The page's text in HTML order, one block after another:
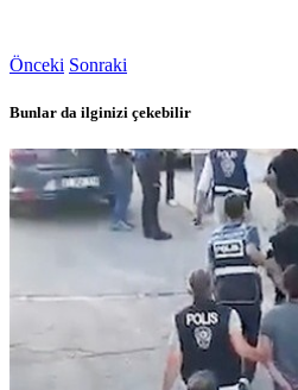
Önceki Sonraki
Bunlar da ilginizi çekebilir